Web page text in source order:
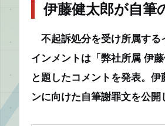
伊藤健太郎が自筆
不起訴処分を受け所属する
インメントは「弊社所属 伊
と題したコメントを発表。
ンに向けた自筆謝罪文を公開